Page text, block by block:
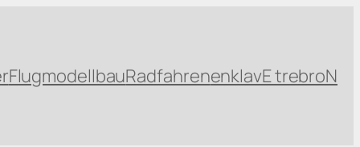
FlugmodellbauRadfahrenenklavE trebroN